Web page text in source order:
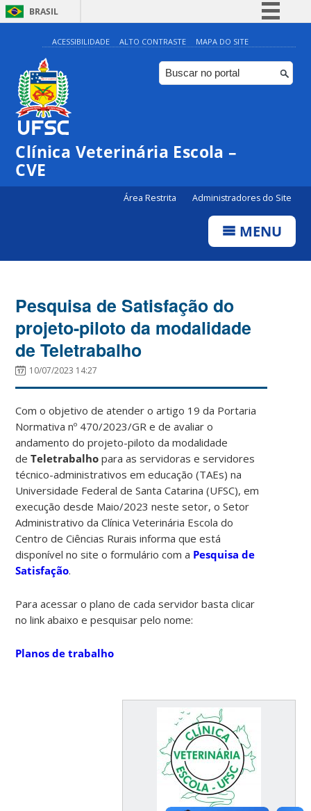
BRASIL
Simplifique!
Comunica BR
Participe
Canais
ACESSIBILIDADE ALTO CONTRASTE MAPA DO SITE
Clínica Veterinária Escola –
CVE
Área Restrita Administradores do Site
MENU
Pesquisa de Satisfação do
projeto-piloto da modalidade
de Teletrabalho
10/07/2023 14:27
Com o objetivo de atender o artigo 19 da Portaria
Normativa nº 470/2023/GR e de avaliar o
andamento do projeto-piloto da modalidade
deTeletrabalhopara as servidoras e servidores
técnico-administrativos em educação (TAEs) na
Universidade Federal de Santa Catarina (UFSC), em
execução desde Maio/2023 neste setor, o Setor
Administrativo da Clínica Veterinária Escola do
Centro de Ciências Rurais informa que está
disponível no site o formulário com a Pesquisa de
Satisfação.
Para acessar o plano de cada servidor basta clicar
no link abaixo e pesquisar pelo nome:
Planos de trabalho